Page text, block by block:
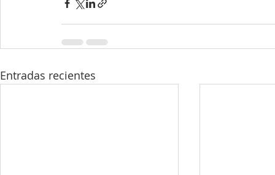
Entradas recientes